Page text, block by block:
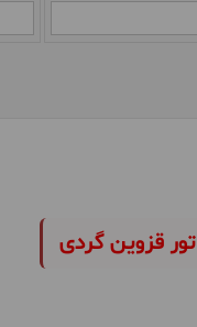
تور قزوین گردی